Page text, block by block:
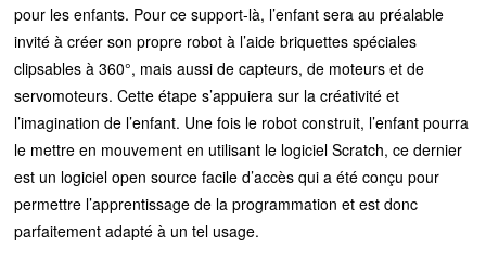
pour les enfants. Pour ce support-là, l’enfant sera au préalable
invité à créer son propre robot à l’aide briquettes spéciales
clipsables à 360°, mais aussi de capteurs, de moteurs et de
servomoteurs. Cette étape s’appuiera sur la créativité et
l’imagination de l’enfant. Une fois le robot construit, l’enfant pourra
le mettre en mouvement en utilisant le logiciel Scratch, ce dernier
est un logiciel open source facile d’accès qui a été conçu pour
permettre l’apprentissage de la programmation et est donc
parfaitement adapté à un tel usage.